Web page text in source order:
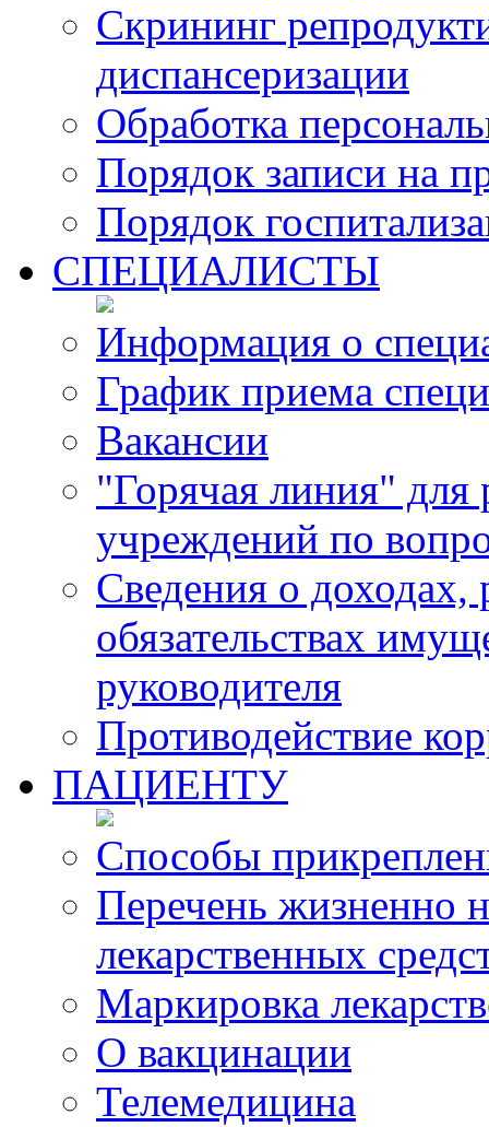
Скрининг
диспансеризации
Обработка
Порядок записи на
Порядок
СПЕЦИАЛИСТЫ
Информация о
График приема
Вакансии
"Горячая линия"
учреждений по
Сведения о доходах,
обязательствах
руководителя
Противодействие
ПАЦИЕНТУ
Способы
Перечень жизненно
лекарственных
Маркировка
О вакцинации
Телемедицина